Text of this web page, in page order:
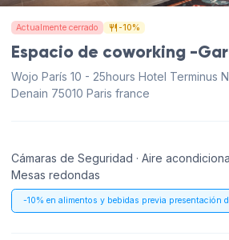
Actualmente cerrado -10%
Espacio de coworking -
Wojo París 10 - 25hours Hotel Terminus
Denain 75010 Paris france
Cámaras de Seguridad · Aire
Mesas redondas
-10% en alimentos y bebidas previa presentación